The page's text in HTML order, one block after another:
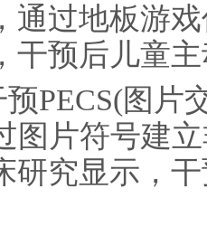
通过地板游
干预后儿童
PECS(图片
图片符号建
研究显示，